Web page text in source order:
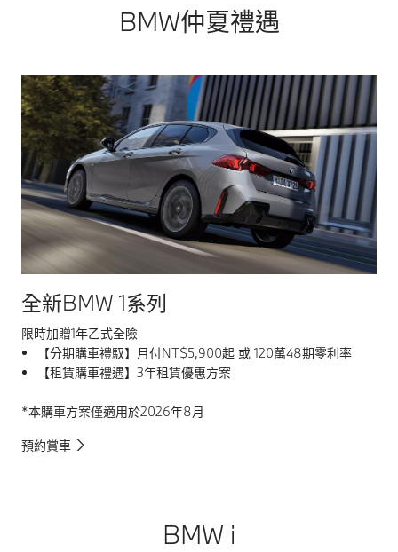
BMW仲夏禮遇
全新BMW 1系列
限時加贈1年乙式全險
【分期購車禮馭】月付NT$5,900起 或 120萬48期零利率
【租賃購車禮遇】3年租賃優惠方案
*本購車方案僅適用於2026年8月
預約賞車
BMW i